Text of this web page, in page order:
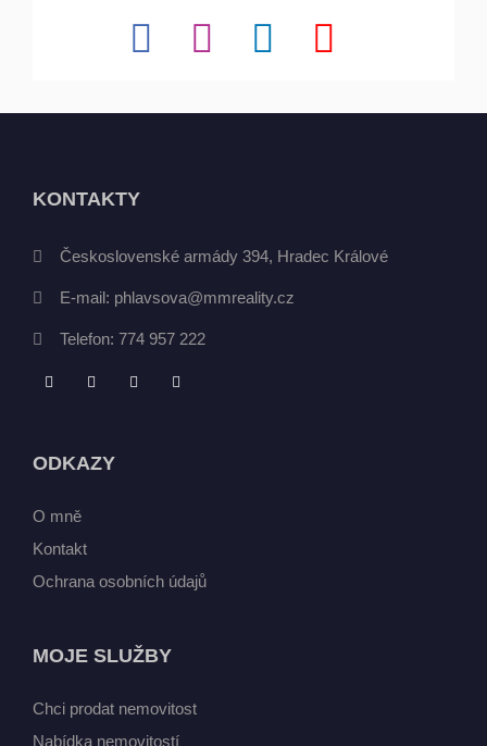
KONTAKTY
Československé armády 394, Hradec Králové
E-mail: phlavsova@mmreality.cz
Telefon: 774 957 222
ODKAZY
O mně
Kontakt
Ochrana osobních údajů
MOJE SLUŽBY
Chci prodat nemovitost
Nabídka nemovitostí